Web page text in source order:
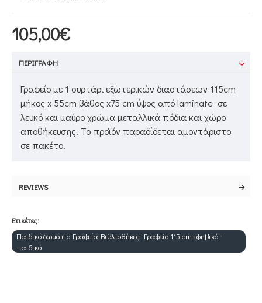
105,00€
ΠΕΡΙΓΡΑΦΉ
Γραφείο με 1 συρτάρι εξωτερικών διαστάσεων 115cm
μήκος x 55cm βάθος x75 cm ύψος από laminate σε
λευκό και μαύρο χρώμα μεταλλικά πόδια και χώρο
αποθήκευσης. Το προϊόν παραδίδεται αμοντάριστο
σε πακέτο.
REVIEWS
Ετικέτες:
Παιδικό δωμάτιο-Γραφεία-Βιβλιοθήκες- Γραφείο 115 cm εφηβικό -
παιδικό